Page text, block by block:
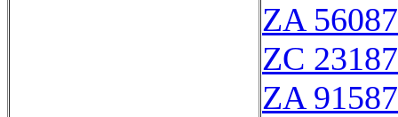
ZA 56087
ZC 23187
ZA 91587